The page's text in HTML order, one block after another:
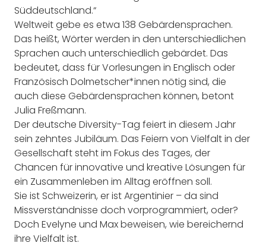
Süddeutschland.“
Weltweit gebe es etwa 138 Gebärdensprachen.
Das heißt, Wörter werden in den unterschiedlichen
Sprachen auch unterschiedlich gebärdet. Das
bedeutet, dass für Vorlesungen in Englisch oder
Französisch Dolmetscher*innen nötig sind, die
auch diese Gebärdensprachen können, betont
Julia Freßmann.
Der deutsche Diversity-Tag feiert in diesem Jahr
sein zehntes Jubiläum. Das Feiern von Vielfalt in der
Gesellschaft steht im Fokus des Tages, der
Chancen für innovative und kreative Lösungen für
ein Zusammenleben im Alltag eröffnen soll.
Sie ist Schweizerin, er ist Argentinier – da sind
Missverständnisse doch vorprogrammiert, oder?
Doch Evelyne und Max beweisen, wie bereichernd
ihre Vielfalt ist.